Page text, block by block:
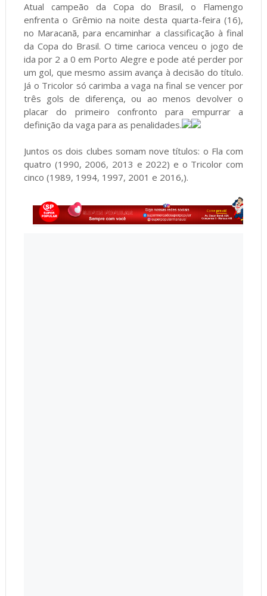
Atual campeão da Copa do Brasil, o Flamengo
enfrenta o Grêmio na noite desta quarta-feira (16),
no Maracanã, para encaminhar a classificação à final
da Copa do Brasil. O time carioca venceu o jogo de
ida por 2 a 0 em Porto Alegre e pode até perder por
um gol, que mesmo assim avança à decisão do título.
Já o Tricolor só carimba a vaga na final se vencer por
três gols de diferença, ou ao menos devolver o
placar do primeiro confronto para empurrar a
definição da vaga para as penalidades.
Juntos os dois clubes somam nove títulos: o Fla com
quatro (1990, 2006, 2013 e 2022) e o Tricolor com
cinco (1989, 1994, 1997, 2001 e 2016,).